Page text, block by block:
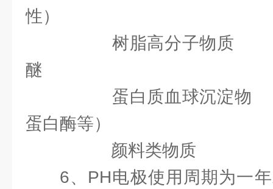
性）
树脂高分子物质 稀
醚
蛋白质血球沉淀物
蛋白酶等）
颜料类物质 释
6、PH电极使用周期为一